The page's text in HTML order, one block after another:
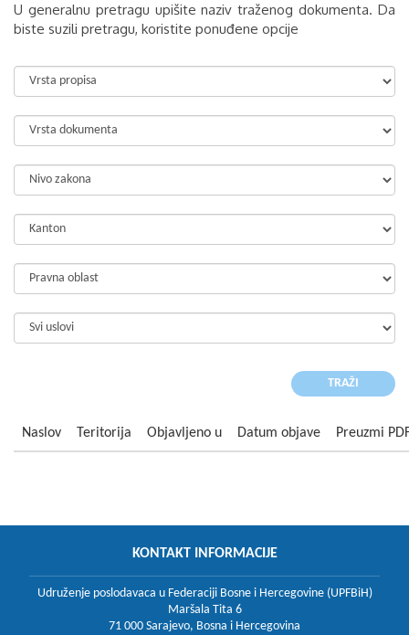
U generalnu pretragu upišite naziv traženog dokumenta. Da
biste suzili pretragu, koristite ponuđene opcije
Naslov Teritorija Objavljeno u Datum objave Preuzmi
KONTAKT INFORMACIJE
Udruženje poslodavaca u Federaciji Bosne i Hercegovine (UPFBiH)
Maršala Tita 6
71 000 Sarajevo, Bosna i Hercegovina